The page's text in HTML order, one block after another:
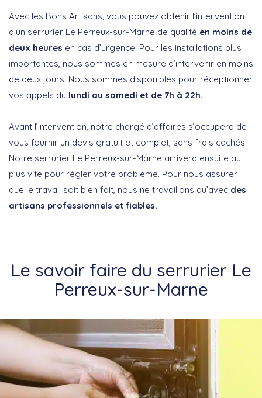
Avec les Bons Artisans, vous pouvez obtenir l’intervention
d’un serrurier Le Perreux-sur-Marne de qualité en moins de
deux heures en cas d’urgence. Pour les installations plus
importantes, nous sommes en mesure d’intervenir en moins
de deux jours. Nous sommes disponibles pour réceptionner
vos appels du lundi au samedi et de 7h à 22h.
Avant l’intervention, notre chargé d’affaires s’occupera de
vous fournir un devis gratuit et complet, sans frais cachés.
Notre serrurier Le Perreux-sur-Marne arrivera ensuite au
plus vite pour régler votre problème. Pour nous assurer
que le travail soit bien fait, nous ne travaillons qu’avec des
artisans professionnels et fiables.
Le savoir faire du serrurier Le
Perreux-sur-Marne